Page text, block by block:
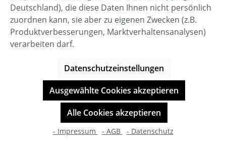
Stepppjacke
(Diese Option ist zurzeit nicht verfügbar.)
(Diese Option ist zurzeit nicht verfügbar.)
Details
Deutschland), die diese Daten Ihnen nicht persönlich
zuordnen kann, sie aber zu eigenen Zwecken (z.B.
Produktverbesserungen, Marktverhaltensanalysen)
verarbeiten darf.
Datenschutzeinstellungen
Ausgewählte Cookies akzeptieren
Alle Cookies akzeptieren
- Impressum - AGB - Datenschutz